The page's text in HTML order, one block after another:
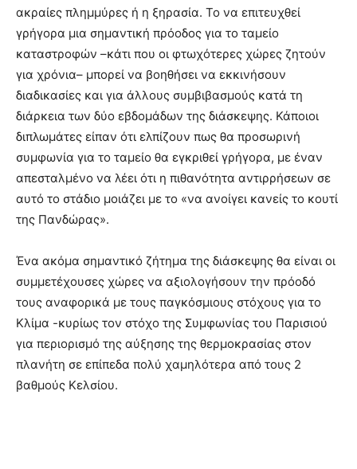
ακραίες πλημμύρες ή η ξηρασία. Το να επιτευχθεί
γρήγορα μια σημαντική πρόοδος για το ταμείο
καταστροφών –κάτι που οι φτωχότερες χώρες ζητούν
για χρόνια– μπορεί να βοηθήσει να εκκινήσουν
διαδικασίες και για άλλους συμβιβασμούς κατά τη
διάρκεια των δύο εβδομάδων της διάσκεψης. Κάποιοι
διπλωμάτες είπαν ότι ελπίζουν πως θα προσωρινή
συμφωνία για το ταμείο θα εγκριθεί γρήγορα, με έναν
απεσταλμένο να λέει ότι η πιθανότητα αντιρρήσεων σε
αυτό το στάδιο μοιάζει με το «να ανοίγει κανείς το κουτί
της Πανδώρας».
Ένα ακόμα σημαντικό ζήτημα της διάσκεψης θα είναι οι
συμμετέχουσες χώρες να αξιολογήσουν την πρόοδό
τους αναφορικά με τους παγκόσμιους στόχους για το
Κλίμα -κυρίως τον στόχο της Συμφωνίας του Παρισιού
για περιορισμό της αύξησης της θερμοκρασίας στον
πλανήτη σε επίπεδα πολύ χαμηλότερα από τους 2
βαθμούς Κελσίου.